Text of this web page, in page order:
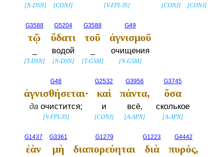
[N-DSN] [CONJ] [V-FPI-3S] [CONJ] [CONJ]
G3588
τῷ
[T-DSN]
G5204
ὕδατι
водой
[N-DSN]
G3588
τοῦ
[T-GSM]
G49
ἁγνισμοῦ
очищения
[N-GSM]
G48
ἁγνισθήσεται·
да очистится;
[V-FPI-3S]
G2532
καὶ
и
[CONJ]
G3956
πάντα,
всё,
[A-APN]
G3745
ὅσα
сколькое
[A-APN]
G1437
ἐὰν
G3361
μὴ
G1279
διαπορεύηται
G1223
διὰ
G4442
πυρός,